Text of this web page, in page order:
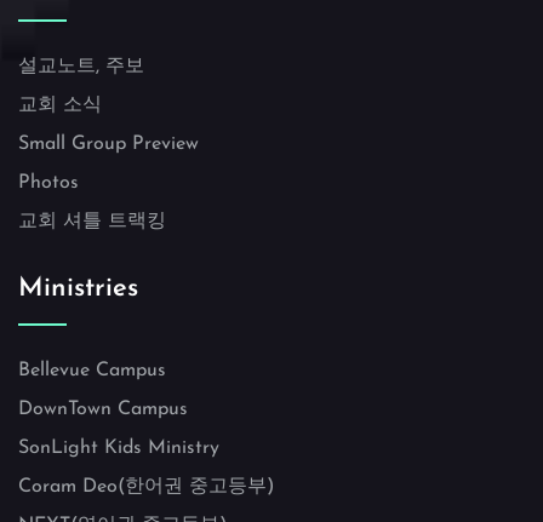
설교노트, 주보
교회 소식
Small Group Preview
Photos
교회 셔틀 트랙킹
Ministries
Bellevue Campus
DownTown Campus
SonLight Kids Ministry
Coram Deo(한어권 중고등부)